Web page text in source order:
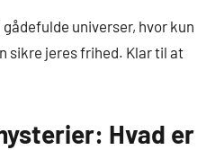
universer, hvor kun
sikre jeres frihed. Klar til at
Hvad er